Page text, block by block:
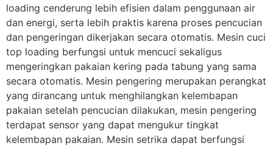
loading cenderung lebih efisien dalam penggunaan air
dan energi, serta lebih praktis karena proses pencucian
dan pengeringan dikerjakan secara otomatis. Mesin cuci
top loading berfungsi untuk mencuci sekaligus
mengeringkan pakaian kering pada tabung yang sama
secara otomatis. Mesin pengering merupakan perangkat
yang dirancang untuk menghilangkan kelembapan
pakaian setelah pencucian dilakukan, mesin pengering
terdapat sensor yang dapat mengukur tingkat
kelembapan pakaian. Mesin setrika dapat berfungsi